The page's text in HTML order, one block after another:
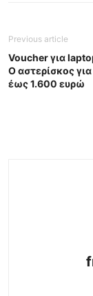
Previous article
Voucher για
Ο αστερίσκος
έως 1.600 ευρώ